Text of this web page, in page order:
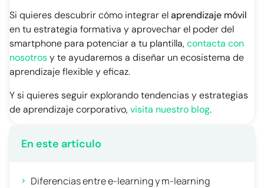
Si quieres descubrir cómo integrar elaprendizaje móvil
en tu estrategia formativa y aprovechar el poder del
smartphone para potenciar a tu plantilla, contacta con
nosotrosy te ayudaremos a diseñar un ecosistema de
aprendizaje flexible y eficaz.
Y si quieres seguir explorando tendencias y estrategias
de aprendizaje corporativo, visita nuestro blog.
En este artículo
Diferencias entre e-learning y m-learning